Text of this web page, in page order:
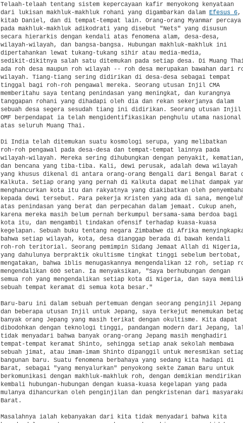
Telaah-telaah tentang sistem kepercayaan kafir menyokong kenyataan
dari lukisan makhluk-makhluk rohani yang digambarkan dalam Efesus 6,
kitab Daniel, dan di tempat-tempat lain. Orang-orang Myanmar percaya
pada makhluk-makhluk adikodrati yang disebut "Nets" yang disusun
secara hierarkis dengan kendali atas fenomena alam, desa-desa,
wilayah-wilayah, dan bangsa-bangsa. Hubungan makhluk-makhluk ini
dipertahankan lewat tukang-tukang sihir atau media-media,
sedikit-dikitnya salah satu ditemukan pada setiap desa. Di Muang
ada roh desa maupun roh wilayah -- roh desa merupakan bawahan dari
wilayah. Tiang-tiang sering didirikan di desa-desa sebagai tempat
tinggal bagi roh-roh pengawal mereka. Seorang utusan Injil CMA
memberitahu saya tentang penindasan yang meningkat, dan kurangnya
tanggapan rohani yang dihadapi oleh dia dan rekan sekerjanya dalam
sebuah desa segera sesudah tiang ini didirikan. Seorang utusan Injil
OMF berpendapat ia telah mengidentifikasikan penghulu utama nasional
atas seluruh Muang Thai.
Di India telah ditemukan suatu kosmologi serupa, yang melibatkan
roh-roh pengawal pada desa-desa dan tempat-tempat lainnya pada
wilayah-wilayah. Mereka sering dihubungkan dengan penyakit, kematian,
dan bencana yang tiba-tiba. Kali, dewi perusak, adalah dewa wilayah
yang khusus dikenal di antara orang-orang Bengali dari Bengal Barat
Kalkuta. Setiap orang yang pernah di Kalkuta dapat melihat dampak
menghancurkan kota itu dan rakyatnya yang diakibatkan oleh
kepada dewi tersebut. Para pekerja Kristen yang ada di sana,
atas penindasan yang berat dan perpecahan dalam jemaat. Cukup aneh,
karena mereka masih belum pernah berkumpul bersama-sama berdoa bagi
kota itu, dan mengambil tindakan ofensif terhadap kuasa-kuasa
kegelapan. Sebuah buku tentang negara Zimbabwe di Afrika
bahwa setiap wilayah, kota, desa dianggap berada di bawah kendali
roh-roh teritorial. Seorang pemimpin Sidang Jemaat Allah di Nigeria,
yang dahulunya berpraktik okultisme tingkat tinggi sebelum bertobat,
mengatakan, bahwa iblis menugaskannya mengendalikan 12 roh, setiap
mengendalikan 600 setan. Ia menyaksikan, "Saya berhubungan dengan
semua roh yang mengendalikan setiap kota di Nigeria, dan saya
sebuah tempat keramat di semua kota besar."
Baru-baru ini dalam sebuah pertemuan dengan seorang penginjil Jepang
dan beberapa utusan Injil untuk Jepang, saya terkejut menemukan
banyak orang Jepang yang masih terikat dengan okultisme. Kita dapat
dibodohkan dengan teknologi tinggi, pandangan modern dari Jepang,
tidak menyadari bahwa banyak orang-orang Jepang masih menghadiri
tempat-tempat keramat Shinto, sehingga setiap anak sekolah membawa
sebuah jimat, atau imam-imam Shinto dipanggil untuk meresmikan
bangunan baru. Suatu fenomena berbahaya yang sedang kita hadapi di
Barat, sebagai "yang menyalurkan" penyokong sekte Zaman Baru untuk
berkomunikasi dengan makhluk-makhluk roh, dengan demikian mendirikan
kembali hubungan-hubungan dengan kuasa-kuasa kegelapan yang pada
mulanya dihancurkan oleh penginjilan dan pengkristenan dari
Barat.
Masalahnya ialah kebanyakan dari kita tidak menyadari bahwa kita